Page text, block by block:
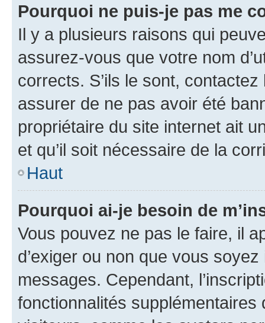
Pourquoi ne puis-je pas me
Il y a plusieurs raisons qui
assurez-vous que votre nom
corrects. S’ils le sont,
assurer de ne pas avoir été
propriétaire du site internet ait
et qu’il soit nécessaire de la
Haut
Pourquoi ai-je besoin de
Vous pouvez ne pas le faire, il
d’exiger ou non que vous
messages. Cependant,
fonctionnalités